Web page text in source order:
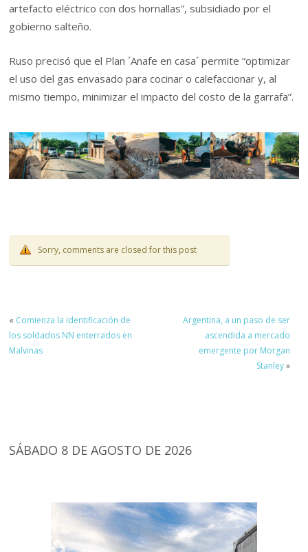
artefacto eléctrico con dos hornallas”, subsidiado por el
gobierno salteño.
Ruso precisó que el Plan ´Anafe en casa´ permite “optimizar
el uso del gas envasado para cocinar o calefaccionar y, al
mismo tiempo, minimizar el impacto del costo de la garrafa”.
Sorry, comments are closed for this post
« Comienza la identificación de
los soldados NN enterrados en
Malvinas
Argentina, a un paso de ser
ascendida a mercado
emergente por Morgan
Stanley»
SÁBADO 8 DE AGOSTO DE 2026